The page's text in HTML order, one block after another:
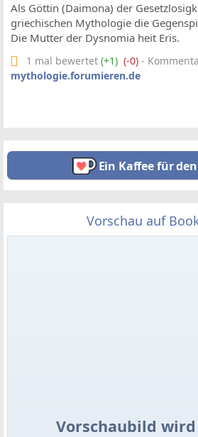
Als Göttin (Daimona) der
griechischen Mythologie die
Die Mutter der Dysnomia heit Eris.
1 mal bewertet (+1) (-0) -
mythologie.forumieren.de
Ein Kaffee für
Vorschau auf
Vorschaubild